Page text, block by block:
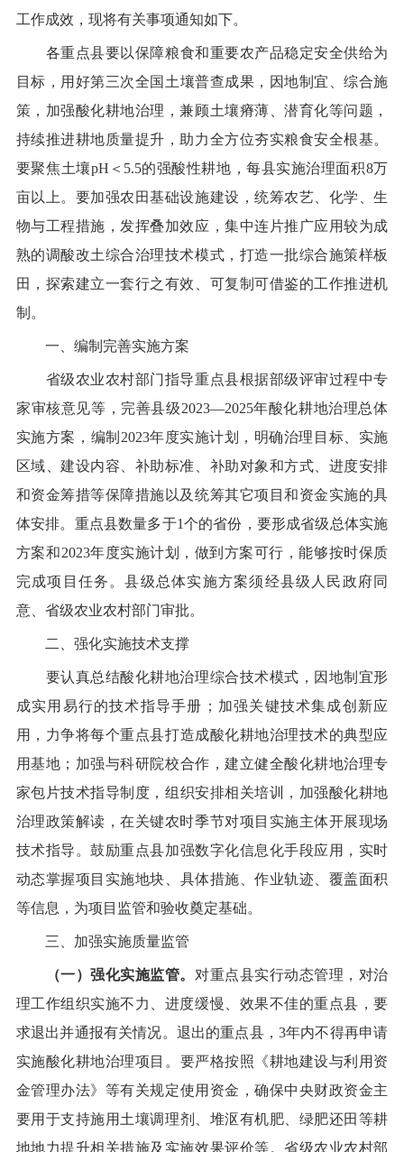
工作成效，现将有关事项通知如下。
各重点县要以保障粮食和重要农产品稳定安全供给为
目标， 用好第三次全国土壤普查成果 ，因地制宜、综合施
策，加强酸化耕地治理，兼顾土壤瘠薄、潜育化等问题，
持续推进耕地质量提升，助力全方位夯实粮食安全根基。
要聚焦土壤pH ＜ 5.5的强酸性耕地，每县实施治理面积8万
亩以上。要加强农田基础设施建设，统筹农艺、化学、生
物与工程措施，发挥叠加效应，集中连片推广应用较为成
熟的调酸改土综合治理技术模式，打造一批综合施策样板
田，探索建立一套行之有效、可复制可借鉴的工作推进机
制。
一、编制完善实施方案
省级农业农村部门指导重点县根据部级评审过程中专
家审核意见等， 完善县级2023—2025年酸化耕地治理总体
实施方案 ，编制 2023年度实施计划，明确治理目标、实施
区域、建设内容、补助标准、补助对象和方式、进度安排
和资金筹措等保障措施以及统筹其它项目和资金实施的具
体安排。重点县数量多于1个的省份，要形成省级总体实施
方案和2023年度实施计划，做到方案可行，能够按时保质
完成项目任务。县级总体实施方案须经县级人民政府同
意、省级农业农村部门审批。
二、强化实施技术支撑
要认真总结酸化耕地治理综合技术模式， 因地制宜形
成实用易行的技术指导手册；加强关键技术集成创新应
用 ，力争将每个重点县打造成酸化耕地治理技术的典型应
用基地 ； 加强与科研院校合作，建立健全酸化耕地治理专
家包片技术指导制度 ， 组织安排相关培训，加强酸化耕地
治理政策解读，在关键农时季节对项目实施主体开展现场
技术指导 。鼓励重点县加强数字化信息化手段应用，实时
动态掌握项目实施地块、 具体措施、作业轨迹、 覆盖面积
等信息，为项目监管和验收奠定基础。
三、加强实施质量监管
（一）强化实施监管。 对重点县实行动态管理，对治
理工作组织实施不力、进度缓慢、效果不佳的重点县，要
求退出并通报有关情况。退出的重点县， 3年内不得再申请
实施酸化耕地治理项目。 要严格按照
《耕地建设与利用资
金管理办法》等有关规定使用资金，确保中央财政资金主
要用于支持施用 土壤调理剂、 堆沤有机肥、 绿肥还田 等耕
地地力提升相关措施及实施效果评价等。省级农业农村部